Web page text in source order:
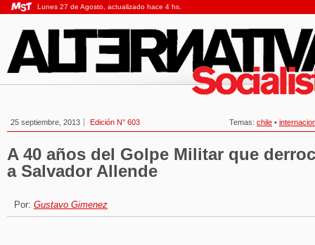
Lunes 27 de Agosto, actualizado hace 4 hs.
25 septiembre, 2013 Edición N° 603 Temas: chile •
A 40 años del Golpe Militar que
a Salvador Allende
Por: Gustavo Gimenez